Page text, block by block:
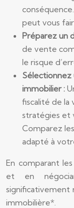
peut vous
Préparez un
de vente
le risque
immobilier :
fiscalité de la
stratégies et
Comparez
adapté à
En comparant
et en
significativement
immobilière*.